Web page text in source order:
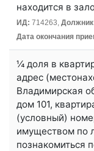
находится в
ИД: 714263,
Дата окончания
¼ доля в
адрес
Владимирская
дом 101,
(условный)
имуществом по
познакомиться